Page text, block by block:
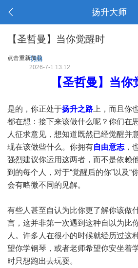
扬升大师
【圣哲曼】当你觉醒时
点击重新加载
明曲
2026-7-1 13:12
【圣哲曼】当你
是的，你正处于扬升之路 上，而且你
都在想：接下来该做什么呢？你们在
人征求意见，想知道既然已经觉醒并
现在该做些什么。你拥有自由意志 ，
强烈建议你运用这两者，而不是依赖
到的每个人，对于“觉醒后的你”以及“
会有略微不同的见解。
有些人甚至自认为比你更了解你该做
言，这并非第一次遇到这种自以为比
人。许多人在很小的时候就经历过
望你学钢琴，或者老师希望你安坐着
时只想跑出去玩耍。